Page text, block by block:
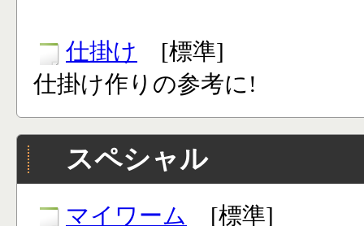
仕掛け [標準]
仕掛け作りの参考に!
スペシャル
マイワーム
[標準]